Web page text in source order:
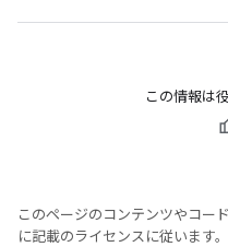
この情報は
このページのコンテンツやコー
に記載のライセンスに従います